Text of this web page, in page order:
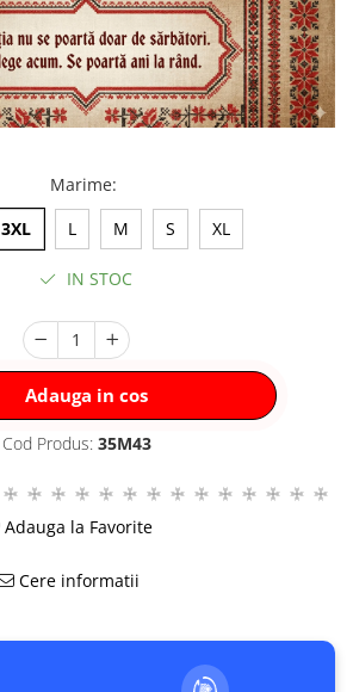
Marime:
3XL L M S XL
IN STOC
Adauga in cos
Cod Produs: 35M43
Adauga la Favorite
Cere informatii